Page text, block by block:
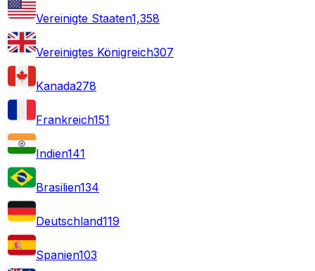
Vereinigte Staaten1,358
Vereinigtes Königreich307
Kanada278
Frankreich151
Indien141
Brasilien134
Deutschland119
Spanien103